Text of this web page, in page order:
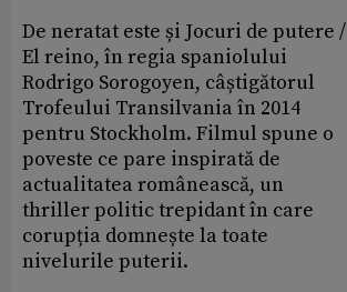
De neratat este și Jocuri de putere /
El reino, în regia spaniolului
Rodrigo Sorogoyen, câștigătorul
Trofeului Transilvania în 2014
pentru Stockholm. Filmul spune o
poveste ce pare inspirată de
actualitatea românească, un
thriller politic trepidant în care
corupția domnește la toate
nivelurile puterii.